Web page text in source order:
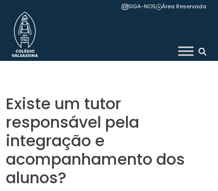
content
SIGA-NOS Área Reservada
Colégio Valsassina
Existe um tutor
responsável pela
integração e
acompanhamento dos
alunos?